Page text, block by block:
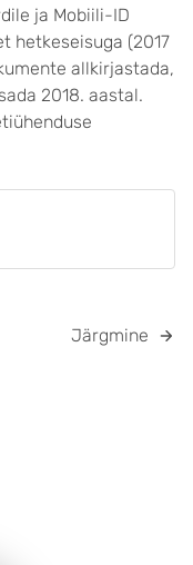
ja Mobiili-ID
hetkeseisuga (2017
allkirjastada,
2018. aastal.
Järgmine